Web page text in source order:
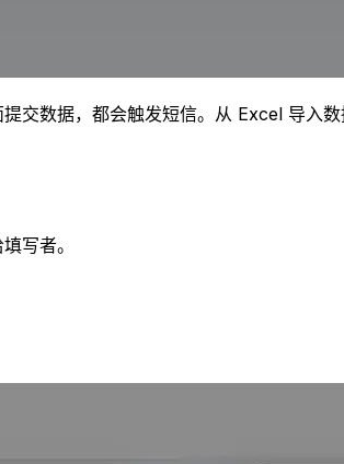
交数据，都会触发短信。从 Excel 导入数
写者。